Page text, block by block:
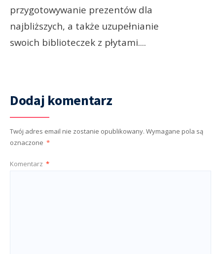
przygotowywanie prezentów dla
najbliższych, a także uzupełnianie
swoich biblioteczek z płytami....
Dodaj komentarz
Twój adres email nie zostanie opublikowany. Wymagane pola są
oznaczone *
Komentarz *